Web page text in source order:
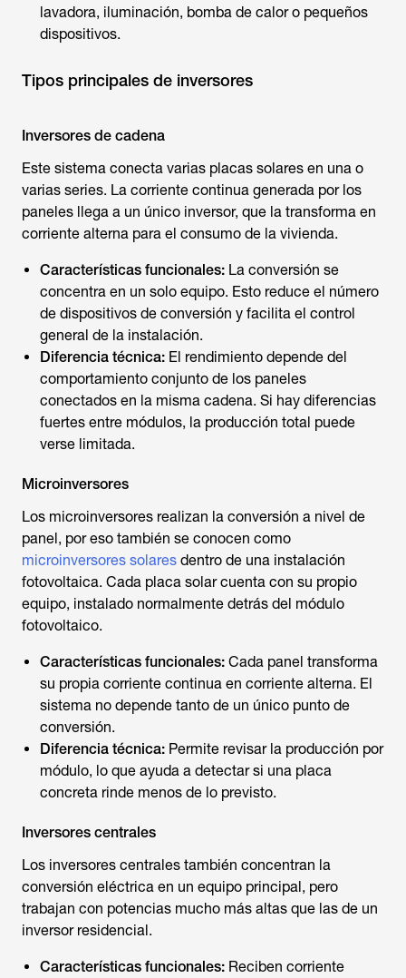
lavadora, iluminación, bomba de calor o pequeños
dispositivos.
Tipos principales de inversores
Inversores de cadena
Este sistema conecta varias placas solares en una o
varias series. La corriente continua generada por los
paneles llega a un único inversor, que la transforma en
corriente alterna para el consumo de la vivienda.
Características funcionales: La conversión se
concentra en un solo equipo. Esto reduce el número
de dispositivos de conversión y facilita el control
general de la instalación.
Diferencia técnica: El rendimiento depende del
comportamiento conjunto de los paneles
conectados en la misma cadena. Si hay diferencias
fuertes entre módulos, la producción total puede
verse limitada.
Microinversores
Los microinversores realizan la conversión a nivel de
panel, por eso también se conocen como
microinversores solares dentro de una instalación
fotovoltaica. Cada placa solar cuenta con su propio
equipo, instalado normalmente detrás del módulo
fotovoltaico.
Características funcionales: Cada panel transforma
su propia corriente continua en corriente alterna. El
sistema no depende tanto de un único punto de
conversión.
Diferencia técnica: Permite revisar la producción por
módulo, lo que ayuda a detectar si una placa
concreta rinde menos de lo previsto.
Inversores centrales
Los inversores centrales también concentran la
conversión eléctrica en un equipo principal, pero
trabajan con potencias mucho más altas que las de un
inversor residencial.
Características funcionales: Reciben corriente